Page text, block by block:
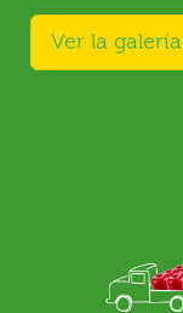
Ver la galería